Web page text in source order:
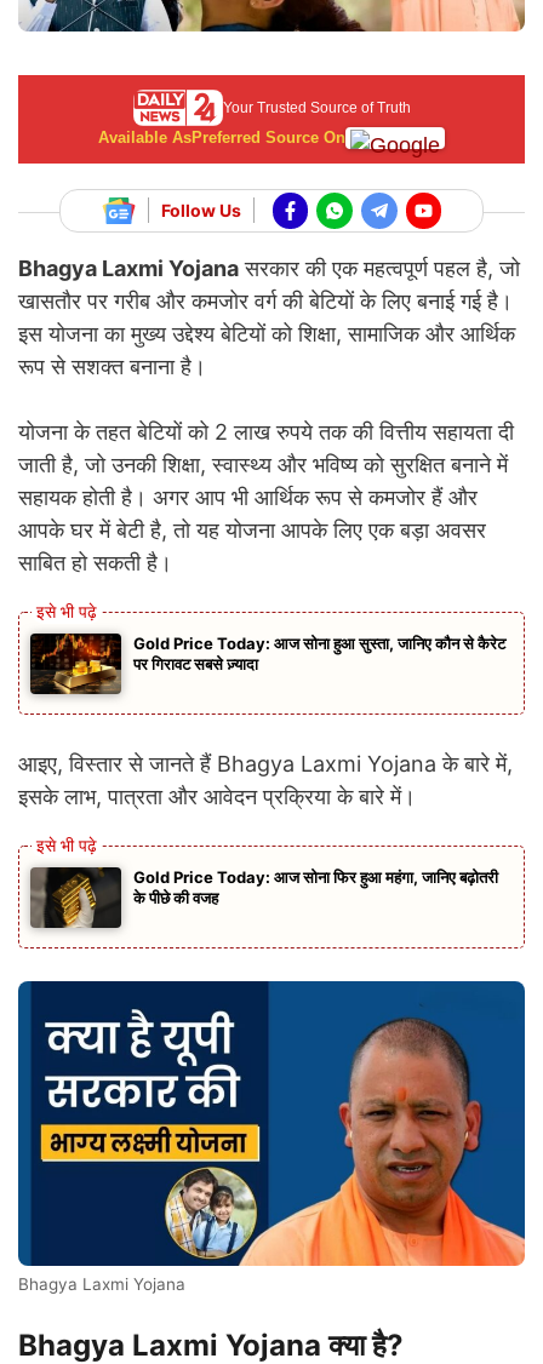
Your Trusted Source of Truth
Available AsPreferred Source On
Follow Us
Bhagya Laxmi Yojanaसरकार की एक महत्वपूर्ण पहल है, जो
खासतौर पर गरीब और कमजोर वर्ग की बेटियों के लिए बनाई गई है।
इस योजना का मुख्य उद्देश्य बेटियों को शिक्षा, सामाजिक और आर्थिक
रूप से सशक्त बनाना है।
योजना के तहत बेटियों को 2 लाख रुपये तक की वित्तीय सहायता दी
जाती है, जो उनकी शिक्षा, स्वास्थ्य और भविष्य को सुरक्षित बनाने में
सहायक होती है। अगर आप भी आर्थिक रूप से कमजोर हैं और
आपके घर में बेटी है, तो यह योजना आपके लिए एक बड़ा अवसर
साबित हो सकती है।
Gold Price Today: आज सोना हुआ सुस्ता, जानिए कौन से कैरेट
पर गिरावट सबसे ज़्यादा
आइए, विस्तार से जानते हैं Bhagya Laxmi Yojana के बारे में,
इसके लाभ, पात्रता और आवेदन प्रक्रिया के बारे में।
Gold Price Today: आज सोना फिर हुआ महंगा, जानिए बढ़ोतरी
के पीछे की वजह
Bhagya Laxmi Yojana
Bhagya Laxmi Yojana क्या है?